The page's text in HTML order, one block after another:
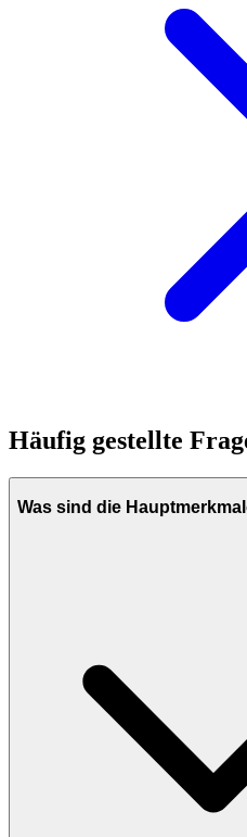
Häufig gestellte
Was sind die